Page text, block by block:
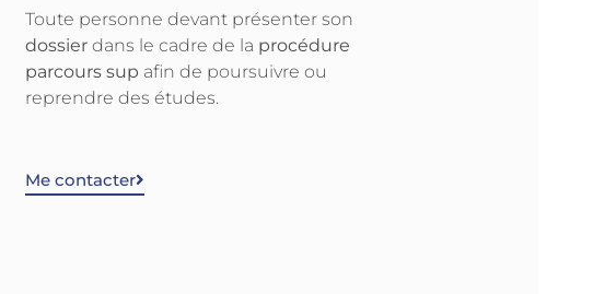
Toute personne devant présenter son
dossier dans le cadre de la procédure
parcours sup afin de poursuivre ou
reprendre des études.
Me contacter